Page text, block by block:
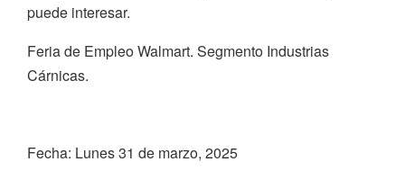
puede interesar.
Feria de Empleo Walmart. Segmento Industrias
Cárnicas.
Fecha: Lunes 31 de marzo, 2025